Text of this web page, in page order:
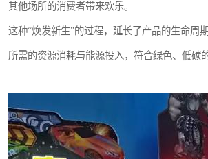
其他场所的消费者带来欢乐。
这种“焕发新生”的过程，延长了产品的生命周
所需的资源消耗与能源投入，符合绿色、低碳